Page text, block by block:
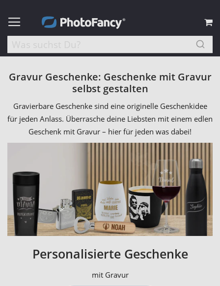
Gravur Geschenke: Geschenke mit Gravur
selbst gestalten
Gravierbare Geschenke sind eine originelle Geschenkidee
für jeden Anlass. Überrasche deine Liebsten mit einem edlen
Geschenk mit Gravur – hier für jeden was dabei!
Personalisierte Geschenke
mit Gravur